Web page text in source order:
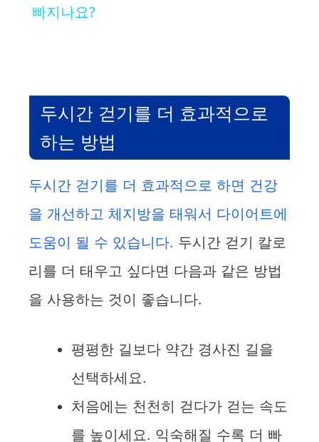
V
d
e
o
빠지나요?
두시간 걷기를 더 효과적으로
하는 방법
두시간 걷기를 더 효과적으로 하면 건강
을 개선하고 체지방을 태워서 다이어트에
도움이 될 수 있습니다. 두시간 걷기 칼로
리를 더 태우고 싶다면 다음과 같은 방법
을 사용하는 것이 좋습니다.
평평한 길보다 약간 경사진 길을
선택하세요.
처음에는 천천히 걷다가 걷는 속도
를 높이세요. 익숙해질 수록 더 빠